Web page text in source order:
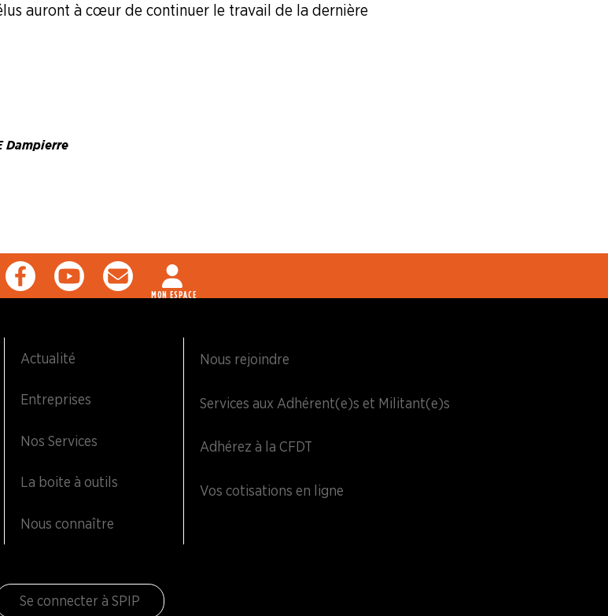
auront à cœur de continuer le travail de la dernière
Dampierre
MON ESPACE
Actualité
Entreprises
Nos Services
La boite à outils
Nous connaître
Nous rejoindre
Services aux Adhérent(e)s et Militant(e)s
Adhérez à la CFDT
Vos cotisations en ligne
Se connecter à SPIP